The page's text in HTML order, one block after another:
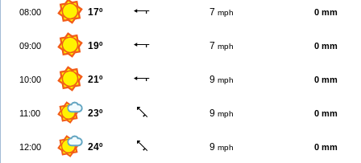
08:00 17º 7 mph 0 mm
09:00 19º 7 mph 0 mm
10:00 21º 9 mph 0 mm
11:00 23º 9 mph 0 mm
12:00 24º 9 mph 0 mm